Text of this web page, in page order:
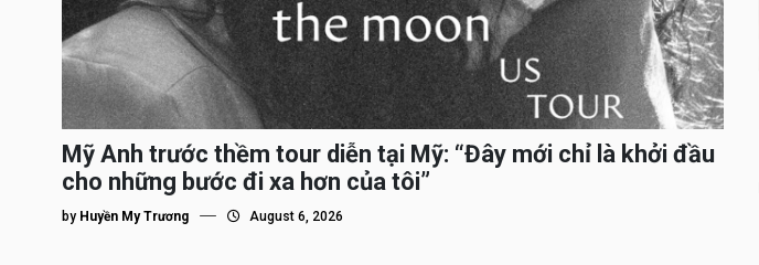
Mỹ Anh trước thềm tour diễn tại Mỹ: “Đây mới chỉ là khởi đầu
cho những bước đi xa hơn của tôi”
by Huyền My Trương August 6, 2026